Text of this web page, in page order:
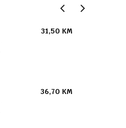
31,50 KM
36,70 KM